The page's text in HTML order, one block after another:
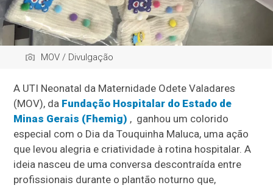
MOV / Divulgação
A UTI Neonatal da Maternidade Odete Valadares
(MOV), da Fundação Hospitalar do Estado de
Minas Gerais (Fhemig) , ganhou um colorido
especial com o Dia da Touquinha Maluca, uma ação
que levou alegria e criatividade à rotina hospitalar. A
ideia nasceu de uma conversa descontraída entre
profissionais durante o plantão noturno que,